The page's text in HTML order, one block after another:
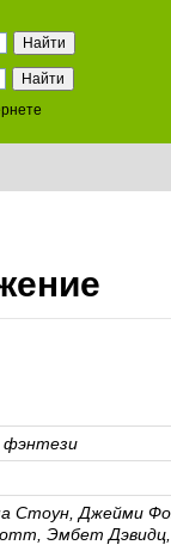
фэнтези
Стоун, Джейми
Эмбет